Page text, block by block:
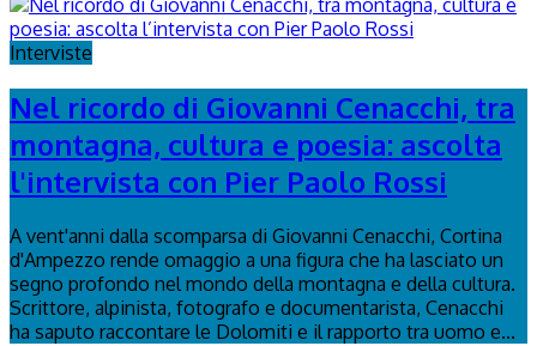
Interviste
Nel ricordo di Giovanni Cenacchi, tra
montagna, cultura e poesia: ascolta
l'intervista con Pier Paolo Rossi
A vent'anni dalla scomparsa di Giovanni Cenacchi, Cortina
d'Ampezzo rende omaggio a una figura che ha lasciato un
segno profondo nel mondo della montagna e della cultura.
Scrittore, alpinista, fotografo e documentarista, Cenacchi
ha saputo raccontare le Dolomiti e il rapporto tra uomo e...